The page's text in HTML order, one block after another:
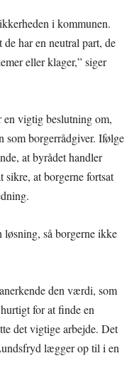
i kommunen.
har en neutral part, de
eller klager,” siger
vigtig beslutning om,
som borgerrådgiver. Ifølge
at byrådet handler
at borgerne fortsat
så borgerne ikke
den værdi, som
for at finde en
det vigtige arbejde. Det
lægger op til i en